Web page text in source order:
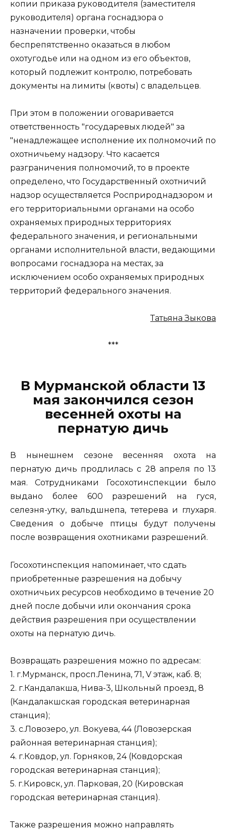
копии приказа руководителя (заместителя
руководителя) органа госнадзора о
назначении проверки, чтобы
беспрепятственно оказаться в любом
охотугодье или на одном из его объектов,
который подлежит контролю, потребовать
документы на лимиты (квоты) с владельцев.
При этом в положении оговаривается
ответственность "государевых людей" за
"ненадлежащее исполнение их полномочий по
охотничьему надзору. Что касается
разграничения полномочий, то в проекте
определено, что Государственный охотничий
надзор осуществляется Росприроднадзором и
его территориальными органами на особо
охраняемых природных территориях
федерального значения, и региональными
органами исполнительной власти, ведающими
вопросами госнадзора на местах, за
исключением особо охраняемых природных
территорий федерального значения.
Татьяна Зыкова
***
В Мурманской области 13
мая закончился сезон
весенней охоты на
пернатую дичь
В нынешнем сезоне весенняя охота на
пернатую дичь продлилась с 28 апреля по 13
мая. Сотрудниками Госохотинспекции было
выдано более 600 разрешений на гуся,
селезня-утку, вальдшнепа, тетерева и глухаря.
Сведения о добыче птицы будут получены
после возвращения охотниками разрешений.
Госохотинспекция напоминает, что сдать
приобретенные разрешения на добычу
охотничьих ресурсов необходимо в течение 20
дней после добычи или окончания срока
действия разрешения при осуществлении
охоты на пернатую дичь.
Возвращать разрешения можно по адресам:
1. г.Мурманск, просп.Ленина, 71, V этаж, каб. 8;
2. г.Кандалакша, Нива-3, Школьный проезд, 8
(Кандалакшская городская ветеринарная
станция);
3. с.Ловозеро, ул. Вокуева, 44 (Ловозерская
районная ветеринарная станция);
4. г.Ковдор, ул. Горняков, 24 (Ковдорская
городская ветеринарная станция);
5. г.Кировск, ул. Парковая, 20 (Кировская
городская ветеринарная станция).
Также разрешения можно направлять